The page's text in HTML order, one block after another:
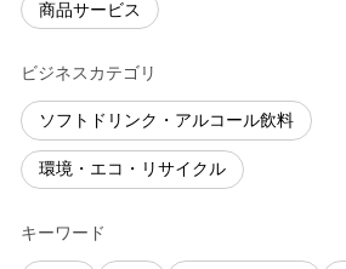
商品サービス
ビジネスカテゴリ
ソフトドリンク・アルコール飲料
環境・エコ・リサイクル
キーワード